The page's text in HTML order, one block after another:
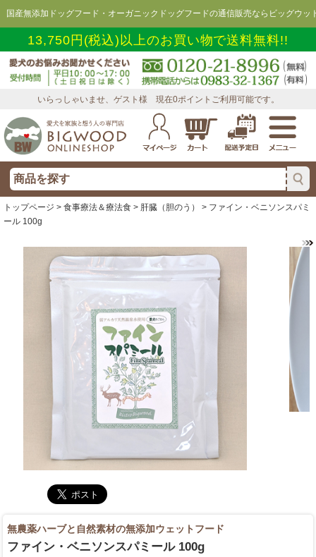
国産無添加ドッグフード・オーガニックドッグフードの通信販売ならビッグウッ
13,750円(税込)以上のお買い物で送料無料!!
いらっしゃいませ、ゲスト様 現在0ポイントご利用可能です。
トップページ > 食事療法＆療法食 > 肝臓（胆のう）
> ファイン・ベニソンスパミ
ール 100g
無農薬ハーブと自然素材の無添加ウェットフード
ファイン・ベニソンスパミール 100g